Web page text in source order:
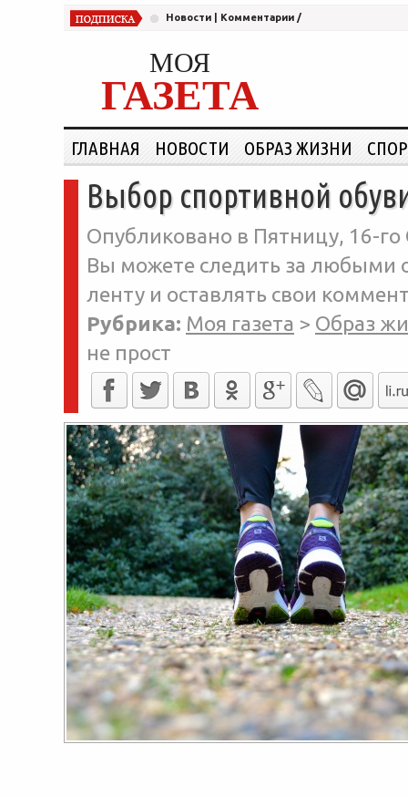
Новости Комментарии /
МОЯ
ГАЗЕТА
ГЛАВНАЯ НОВОСТИ ОБРАЗ ЖИЗНИ
Выбор спортивной
Опубликовано в Пятницу, 16-го
Вы можете следить за любыми
ленту и оставлять свои
Рубрика: Моя газета > Образ
не прост